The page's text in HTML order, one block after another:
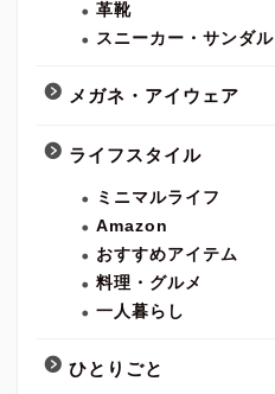
革靴
スニーカー・サンダル
メガネ・アイウェア
ライフスタイル
ミニマルライフ
Amazon
おすすめアイテム
料理・グルメ
一人暮らし
ひとりごと